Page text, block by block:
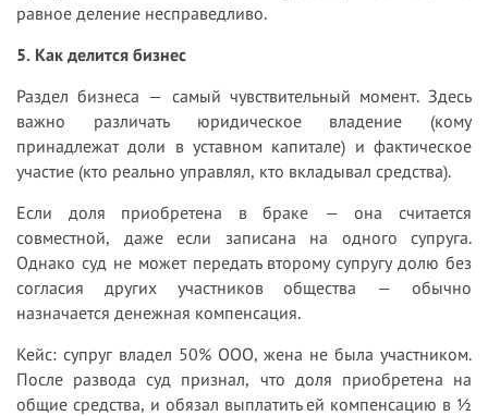
равное деление несправедливо.
5. Как делится бизнес
Раздел бизнеса — самый чувствительный момент. Здесь
важно различать юридическое владение (кому
принадлежат доли в уставном капитале) и фактическое
участие (кто реально управлял, кто вкладывал средства).
Если доля приобретена в браке — она считается
совместной, даже если записана на одного супруга.
Однако суд не может передать второму супругу долю без
согласия других участников общества — обычно
назначается денежная компенсация.
Кейс: супруг владел 50% ООО, жена не была участником.
После развода суд признал, что доля приобретена на
общие средства, и обязал выплатить ей компенсацию в ½